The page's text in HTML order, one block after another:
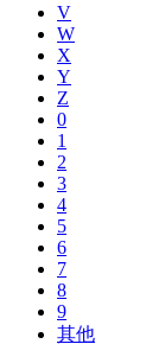
V
W
X
Y
Z
0
1
2
3
4
5
6
7
8
9
其他